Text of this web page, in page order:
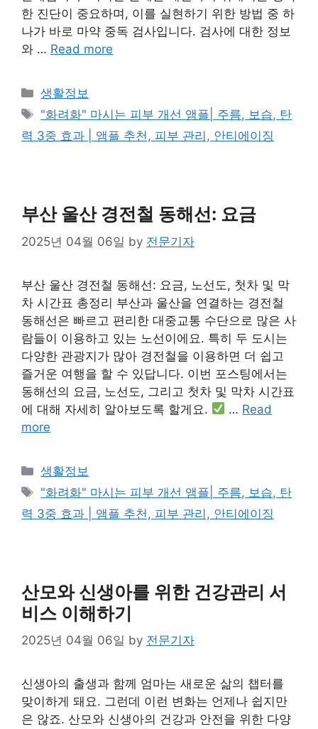
한 진단이 중요하며, 이를 실현하기 위한 방법 중 하
나가 바로 마약 중독 검사입니다. 검사에 대한 정보
와 … Read more
Categories
생활정보
Tags
"화려화" 마시는 피부 개선 앰플| 주름, 보습, 탄
력 3중 효과 | 앰플 추천, 피부 관리, 안티에이징
부산 울산 경전철 동해선: 요금
2025년 04월 06일 by 전문기자
부산 울산 경전철 동해선: 요금, 노선도, 첫차 및 막
차 시간표 총정리 부산과 울산을 연결하는 경전철
동해선은 빠르고 편리한 대중교통 수단으로 많은 사
람들이 이용하고 있는 노선이에요. 특히 두 도시는
다양한 관광지가 많아 경전철을 이용하면 더 쉽고
즐거운 여행을 할 수 있답니다. 이번 포스팅에서는
동해선의 요금, 노선도, 그리고 첫차 및 막차 시간표
에 대해 자세히 알아보도록 할게요.
… Read
more
Categories
생활정보
Tags
"화려화" 마시는 피부 개선 앰플| 주름, 보습, 탄
력 3중 효과 | 앰플 추천, 피부 관리, 안티에이징
산모와 신생아를 위한 건강관리 서
비스 이해하기
2025년 04월 06일 by 전문기자
신생아의 출생과 함께 엄마는 새로운 삶의 챕터를
맞이하게 돼요. 그런데 이런 변화는 언제나 쉽지만
은 않죠. 산모와 신생아의 건강과 안전을 위한 다양